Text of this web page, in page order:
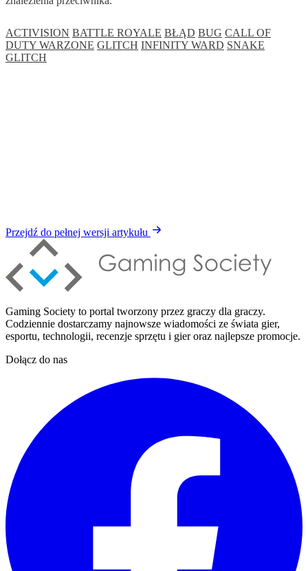
ACTIVISION BATTLE ROYALE BŁĄD BUG CALL OF
DUTY WARZONE GLITCH INFINITY WARD SNAKE
GLITCH
Przejdź do pełnej wersji artykułu
Gaming Society to portal tworzony przez graczy dla graczy.
Codziennie dostarczamy najnowsze wiadomości ze świata gier,
esportu, technologii, recenzje sprzętu i gier oraz najlepsze promocje.
Dołącz do nas